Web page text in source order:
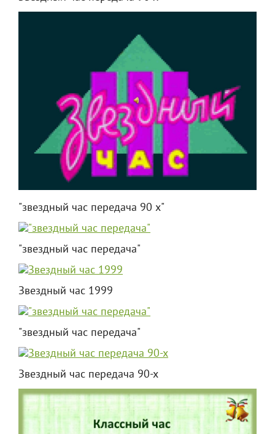
"звездный час передача 90 х"
"звездный час передача"
Звездный час 1999
"звездный час передача"
Звездный час передача 90-х